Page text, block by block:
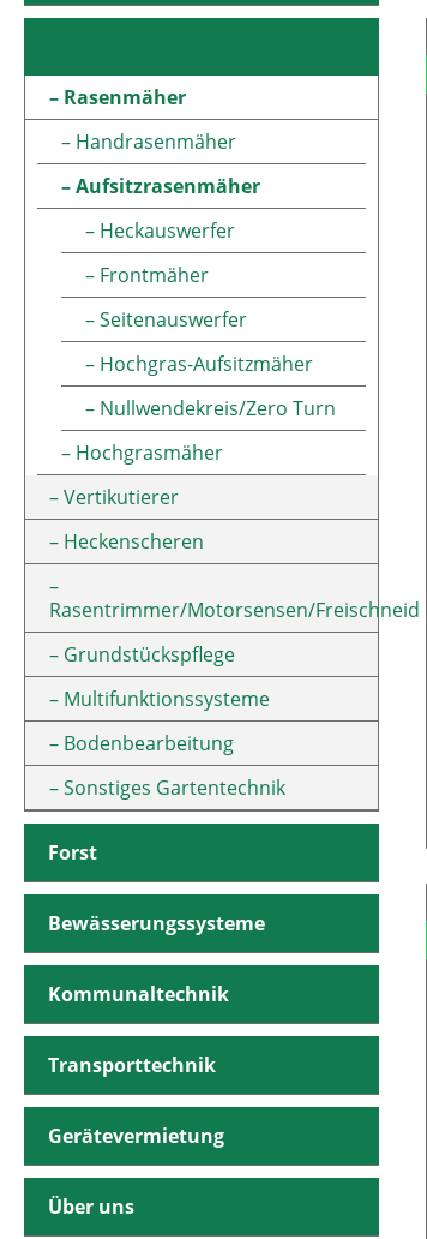
Rasenmäher
Handrasenmäher
Aufsitzrasenmäher
Heckauswerfer
Frontmäher
Seitenauswerfer
Hochgras-Aufsitzmäher
Nullwendekreis/Zero Turn
Hochgrasmäher
Vertikutierer
Heckenscheren
Rasentrimmer/Motorsensen/Freischneider
Grundstückspflege
Multifunktionssysteme
Bodenbearbeitung
Sonstiges Gartentechnik
Forst
Bewässerungssysteme
Kommunaltechnik
Transporttechnik
Gerätevermietung
Über uns